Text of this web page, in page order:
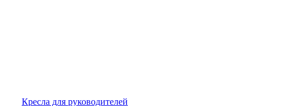
Кресла для руководителей